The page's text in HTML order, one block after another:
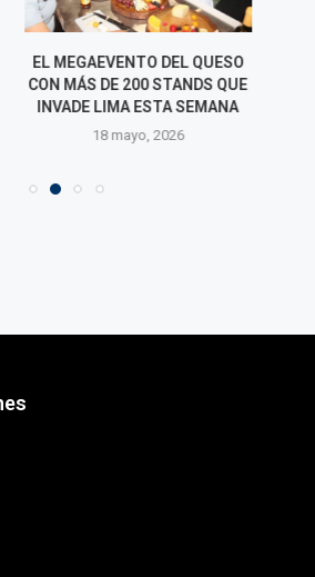
DEL QUESO
DE 200 STANDS QUE
LIMA ESTA SEMANA
18 mayo, 2026
CHEF
SOBRE
NACIONAL:
PERUANA